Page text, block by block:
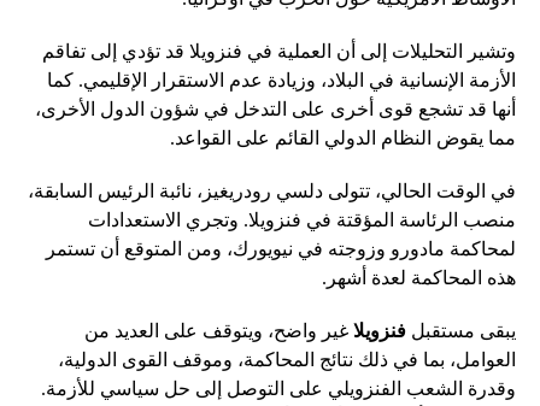
وتشير التحليلات إلى أن العملية في فنزويلا قد تؤدي إلى تفاقم
الأزمة الإنسانية في البلاد، وزيادة عدم الاستقرار الإقليمي. كما
أنها قد تشجع قوى أخرى على التدخل في شؤون الدول الأخرى،
مما يقوض النظام الدولي القائم على القواعد.
في الوقت الحالي، تتولى دلسي رودريغيز، نائبة الرئيس السابقة،
منصب الرئاسة المؤقتة في فنزويلا. وتجري الاستعدادات
لمحاكمة مادورو وزوجته في نيويورك، ومن المتوقع أن تستمر
هذه المحاكمة لعدة أشهر.
يبقى مستقبل فنزويلا غير واضح، ويتوقف على العديد من
العوامل، بما في ذلك نتائج المحاكمة، وموقف القوى الدولية،
وقدرة الشعب الفنزويلي على التوصل إلى حل سياسي للأزمة.